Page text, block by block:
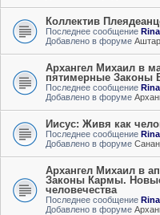
Коллектив
Последнее сообщение Rina
Добавлено в форуме
Архангел Михаил в
пятимерные Законы
Последнее сообщение Rina
Добавлено в форуме
Иисус: Живя как
Последнее сообщение Rina
Добавлено в форуме
Архангел Михаил в
Законы Кармы.
человечества
Последнее сообщение Rina
Добавлено в форуме